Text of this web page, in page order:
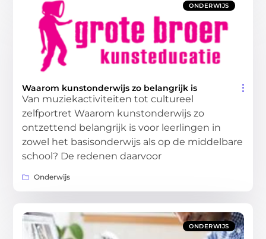
ONDERWIJS
Waarom kunstonderwijs zo belangrijk is
Van muziekactiviteiten tot cultureel
zelfportret Waarom kunstonderwijs zo
ontzettend belangrijk is voor leerlingen in
zowel het basisonderwijs als op de middelbare
school? De redenen daarvoor
Onderwijs
ONDERWIJS